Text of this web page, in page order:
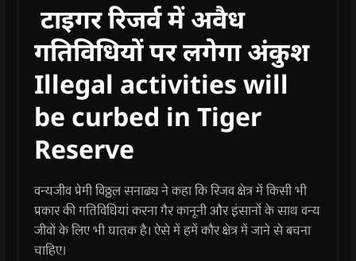
टाइगर रिजर्व में अवैध
गतिविधियों पर लगेगा अंकुश
Illegal activities will
be curbed in Tiger
Reserve
वन्यजीव प्रेमी विठ्ठल सनाढ्य ने कहा कि रिजव क्षेत्र में किसी भी
प्रकार की गतिविधियां करना गैर कानूनी और इंसानों के साथ वन्य
जीवों के लिए भी घातक है। ऐसे में हमें कौर क्षेत्र में जाने से बचना
चाहिए।